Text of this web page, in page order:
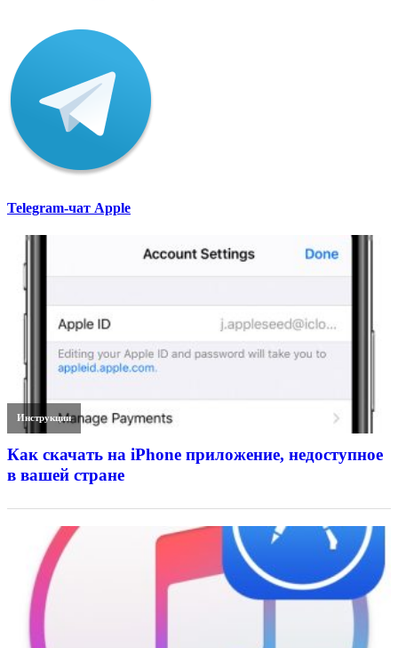
Telegram-чат Apple
Инструкции
Как скачать на iPhone приложение, недоступное
в вашей стране